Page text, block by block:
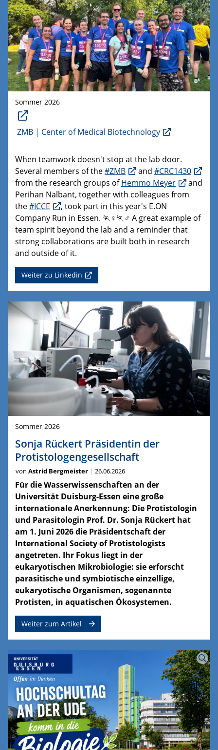
Sommer 2026
ZMB | Center of Medical Biotechnology
When teamwork doesn't stop at the lab door.
Several members of the#ZMB and #CRC1430
from the research groups ofHemmo Meyer
and
Perihan Nalbant, together with colleagues from
the#ICCE
, took part in this year's E.ON
Company Run in Essen. 🏃♀️🏃♂️ A great example of
team spirit beyond the lab and a reminder that
strong collaborations are built both in research
and outside of it.
Weiter zu Linkedin
Sommer 2026
Sonja Rückert Präsidentin der
Protistologengesellschaft
von Astrid Bergmeister 26.06.2026
Für die Wasserwissenschaften an der
Universität Duisburg-Essen eine große
internationale Anerkennung: Die Protistologin
und Parasitologin Prof. Dr. Sonja Rückert hat
am 1. Juni 2026 die Präsidentschaft der
International Society of Protistologists
angetreten. Ihr Fokus liegt in der
eukaryotischen Mikrobiologie: sie erforscht
parasitische und symbiotische einzellige,
eukaryotische Organismen, sogenannte
Protisten, in aquatischen Ökosystemen.
Weiter zum Artikel